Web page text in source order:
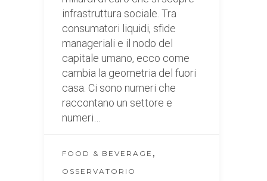
infrastruttura sociale. Tra
consumatori liquidi, sfide
manageriali e il nodo del
capitale umano, ecco come
cambia la geometria del fuori
casa. Ci sono numeri che
raccontano un settore e
numeri…
FOOD & BEVERAGE ,
OSSERVATORIO